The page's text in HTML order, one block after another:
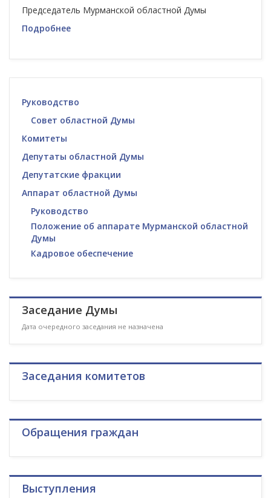
Председатель Мурманской областной Думы
Подробнее
Руководство
Совет областной Думы
Комитеты
Депутаты областной Думы
Депутатские фракции
Аппарат областной Думы
Руководство
Положение об аппарате Мурманской областной
Думы
Кадровое обеспечение
Заседание Думы
Дата очередного заседания не назначена
Заседания комитетов
Обращения граждан
Выступления